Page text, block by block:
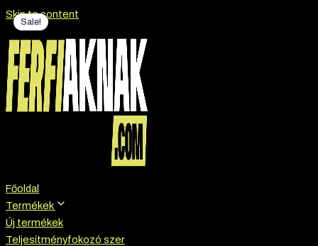
Skip to content
Főoldal
Termékek
Új termékek
Teljesítményfokozó szer
Sale!